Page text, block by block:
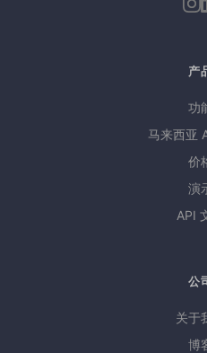
产
功
马来西亚
价
演
API
公
关于
博